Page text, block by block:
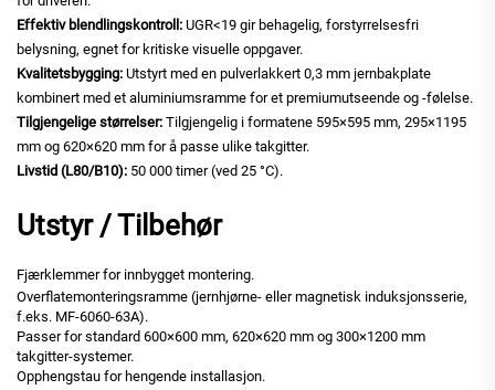
Effektiv blendlingskontroll: UGR<19 gir behagelig, forstyrrelsesfri
belysning, egnet for kritiske visuelle oppgaver.
Kvalitetsbygging: Utstyrt med en pulverlakkert 0,3 mm jernbakplate
kombinert med et aluminiumsramme for et premiumutseende og -følelse.
Tilgjengelige størrelser: Tilgjengelig i formatene 595×595 mm, 295×1195
mm og 620×620 mm for å passe ulike takgitter.
Livstid (L80/B10): 50 000 timer (ved 25 °C).
Utstyr / Tilbehør
Fjærklemmer for innbygget montering.
Overflatemonteringsramme (jernhjørne- eller magnetisk induksjonsserie,
f.eks. MF-6060-63A).
Passer for standard 600×600 mm, 620×620 mm og 300×1200 mm
takgitter-systemer.
Opphengstau for hengende installasjon.